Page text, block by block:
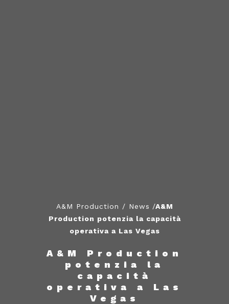
A&M Production
potenzia la
capacità
operativa a Las
Vegas
A&M Production / News /A&M
Production potenzia la capacità
operativa a Las Vegas